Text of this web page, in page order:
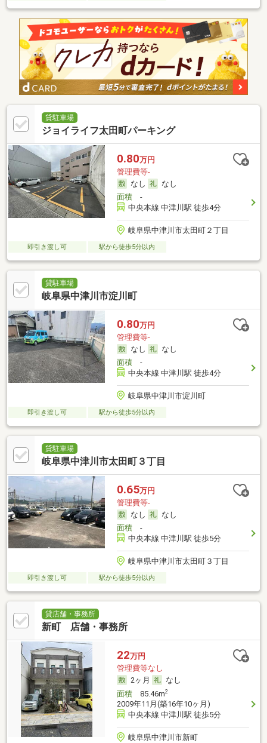
貸駐車場
ジョイライフ太田町パーキング
0.80万円
管理費等-
なし
なし
面積-
中央本線 中津川駅 徒歩4分
岐阜県中津川市太田町２丁目
即引き渡し可 駅から徒歩5分以内
貸駐車場
岐阜県中津川市淀川町
0.80万円
管理費等-
なし
なし
面積-
中央本線 中津川駅 徒歩4分
岐阜県中津川市淀川町
即引き渡し可 駅から徒歩5分以内
貸駐車場
岐阜県中津川市太田町３丁目
0.65万円
管理費等-
なし
なし
面積-
中央本線 中津川駅 徒歩5分
岐阜県中津川市太田町３丁目
即引き渡し可 駅から徒歩5分以内
貸店舗・事務所
新町 店舗・事務所
22万円
管理費等なし
2ヶ月
なし
面積85.46m2
2009年11月(築16年10ヶ月)
中央本線 中津川駅 徒歩5分
岐阜県中津川市新町